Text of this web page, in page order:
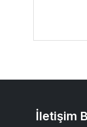
İletişim